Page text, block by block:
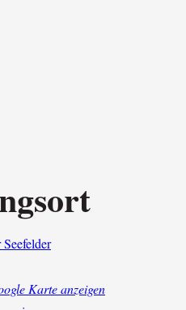
Karte anzeigen